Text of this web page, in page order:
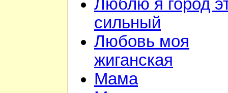
Люблю я город
сильный
Любовь моя
жиганская
Мама